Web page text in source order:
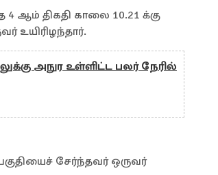
ஆம் திகதி காலை 10.21 க்கு
உயிரிழந்தார்.
அநுர உள்ளிட்ட பலர் நேரில்
சேர்ந்தவர் ஒருவர்